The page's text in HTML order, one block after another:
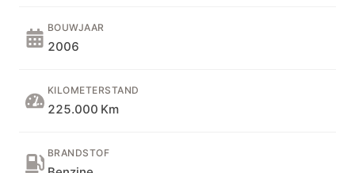
BOUWJAAR
2006
KILOMETERSTAND
225.000 Km
BRANDSTOF